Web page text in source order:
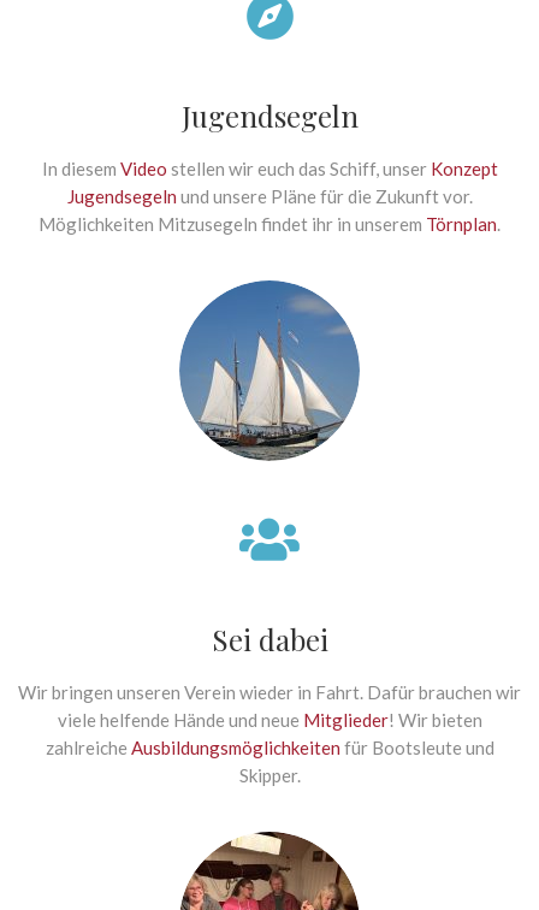
Jugendsegeln
In diesem Video stellen wir euch das Schiff, unser Konzept
Jugendsegeln und unsere Pläne für die Zukunft vor.
Möglichkeiten Mitzusegeln findet ihr in unserem Törnplan
Sei dabei
Wir bringen unseren Verein wieder in Fahrt. Dafür brauchen wir
viele helfende Hände und neue Mitglieder! Wir bieten
zahlreiche Ausbildungsmöglichkeiten für Bootsleute und
Skipper.